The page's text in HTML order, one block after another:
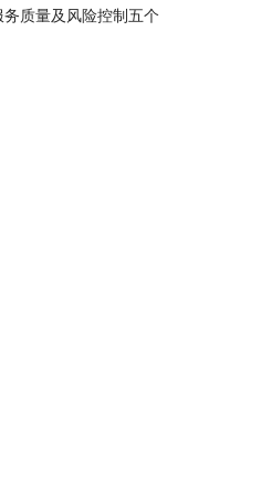
质量及风险控制五个